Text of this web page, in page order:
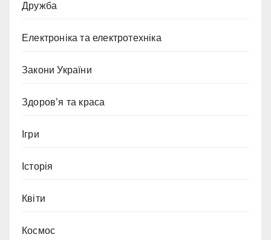
Дружба
Електроніка та електротехніка
Закони України
Здоров’я та краса
Ігри
Історія
Квіти
Космос